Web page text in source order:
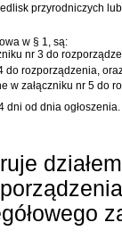
przyrodniczych
w § 1, są:
nr 3 do
do rozporządzenia,
w załączniku nr 5 do
od dnia ogłoszenia.